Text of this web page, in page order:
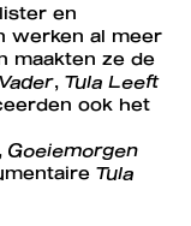
en
werken al meer
maakten ze de
, Tula Leeft
ook het
, Goeiemorgen
Tula